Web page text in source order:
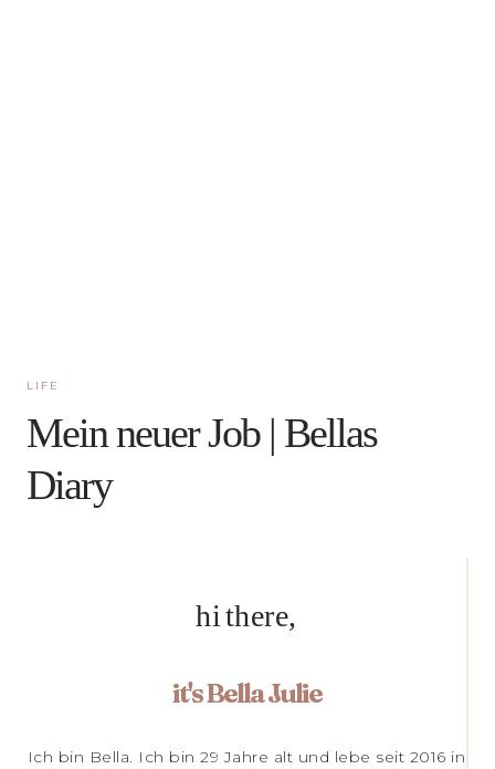
LIFE
Mein neuer Job | Bellas
Diary
hi there,
it's Bella Julie
Ich bin Bella. Ich bin 29 Jahre alt und lebe seit 2016 in